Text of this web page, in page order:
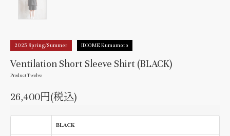
2025 Spring/Summer IDIOME Kumamoto
Ventilation Short Sleeve Shirt (BLACK)
Product Twelve
26,400円(税込)
BLACK